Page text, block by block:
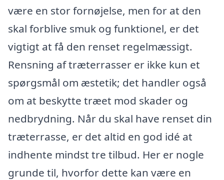
være en stor fornøjelse, men for at den
skal forblive smuk og funktionel, er det
vigtigt at få den renset regelmæssigt.
Rensning af træterrasser er ikke kun et
spørgsmål om æstetik; det handler også
om at beskytte træet mod skader og
nedbrydning. Når du skal have renset din
træterrasse, er det altid en god idé at
indhente mindst tre tilbud. Her er nogle
grunde til, hvorfor dette kan være en